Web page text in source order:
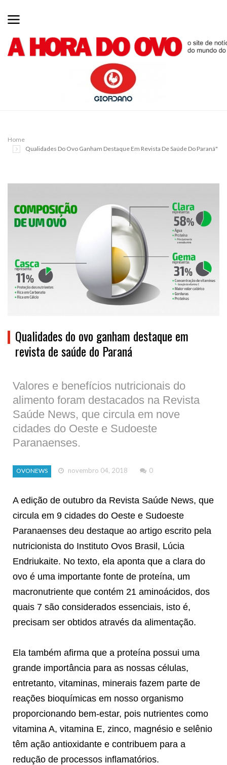
Home
Qualidades Do Ovo Ganham Destaque Em Revista De Saúde Do Paraná"
Qualidades do ovo ganham destaque em
revista de saúde do Paraná
Valores e benefícios nutricionais do
alimento foram destacados na Revista
Saúde News, que circula em nove
cidades do Oeste e Sudoeste
Paranaenses.
OVONEWS novembro 04, 2018 0
A edição de outubro da Revista Saúde News, que
circula em 9 cidades do Oeste e Sudoeste
Paranaenses deu destaque ao artigo escrito pela
nutricionista do Instituto Ovos Brasil, Lúcia
Endriukaite. No texto, ela aponta que a clara do
ovo é uma importante fonte de proteína, um
macronutriente que contém 21 aminoácidos, dos
quais 7 são considerados essenciais, isto é,
precisam ser obtidos através da alimentação.
Ela também afirma que a proteína possui uma
grande importância para as nossas células,
entretanto, vitaminas, minerais fazem parte de
reações bioquímicas em nosso organismo
proporcionando bem-estar, pois nutrientes como
vitamina A, vitamina E, zinco, magnésio e selênio
têm ação antioxidante e contribuem para a
redução de processos inflamatórios.